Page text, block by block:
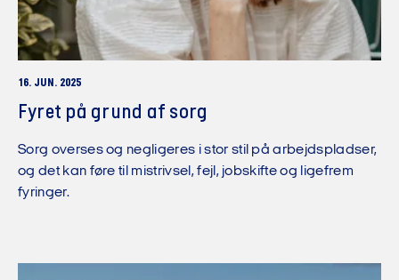
16. JUN. 2025
Fyret på grund af sorg
Sorg overses og negligeres i stor stil på arbejdspladser,
og det kan føre til mistrivsel, fejl, jobskifte og ligefrem
fyringer.